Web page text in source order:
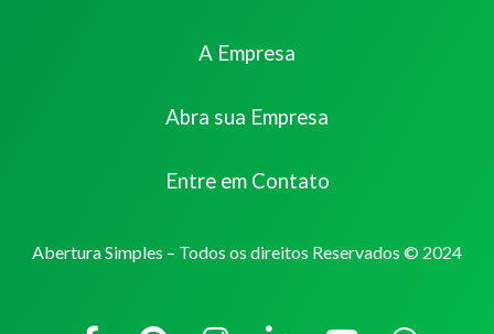
A Empresa
Abra sua Empresa
Entre em Contato
Abertura Simples – Todos os direitos Reservados © 2024